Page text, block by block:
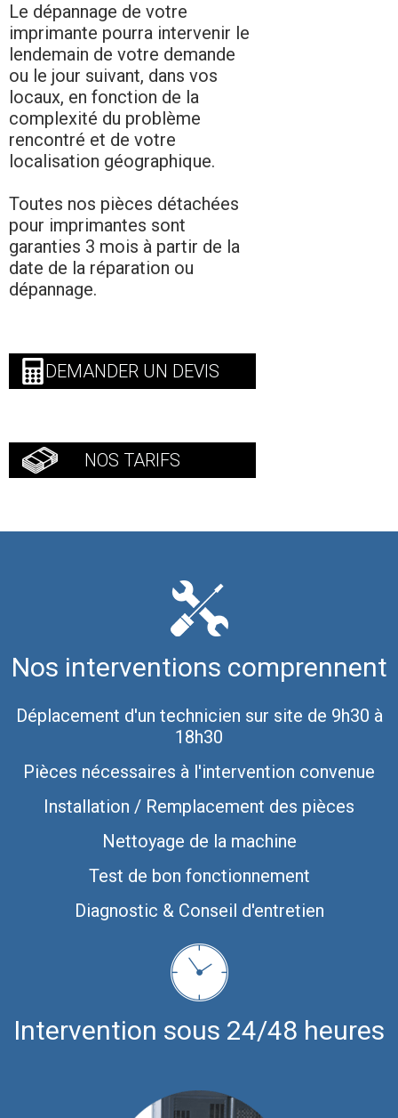
Le dépannage de votre
imprimante pourra intervenir le
lendemain de votre demande
ou le jour suivant, dans vos
locaux, en fonction de la
complexité du problème
rencontré et de votre
localisation géographique.
Toutes nos pièces détachées
pour imprimantes sont
garanties 3 mois à partir de la
date de la réparation ou
dépannage.
DEMANDER UN DEVIS
NOS TARIFS
Nos interventions comprennent
Déplacement d'un technicien sur site de 9h30 à
18h30
Pièces nécessaires à l'intervention convenue
Installation / Remplacement des pièces
Nettoyage de la machine
Test de bon fonctionnement
Diagnostic & Conseil d'entretien
Intervention sous 24/48 heures